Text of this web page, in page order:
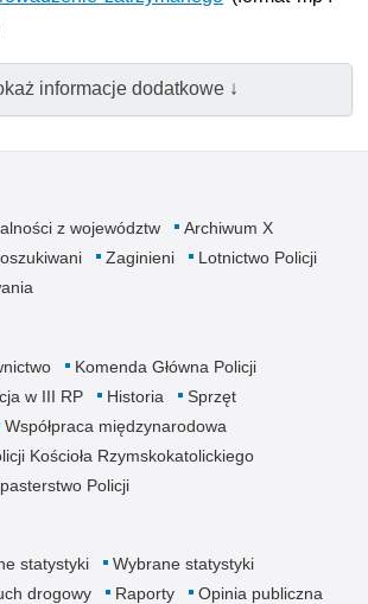
informacje dodatkowe ↓
z województw
Archiwum X
Zaginieni
Lotnictwo Policji
Komenda Główna Policji
w III RP Historia
Sprzęt
Współpraca międzynarodowa
Kościoła Rzymskokatolickiego
Policji
statystyki
Wybrane statystyki
drogowy Raporty Opinia publiczna